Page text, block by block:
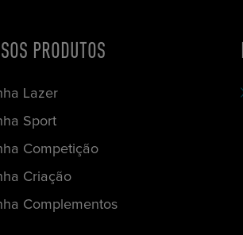
PRODUTOS
Lazer
Sport
Competição
Criação
Complementos